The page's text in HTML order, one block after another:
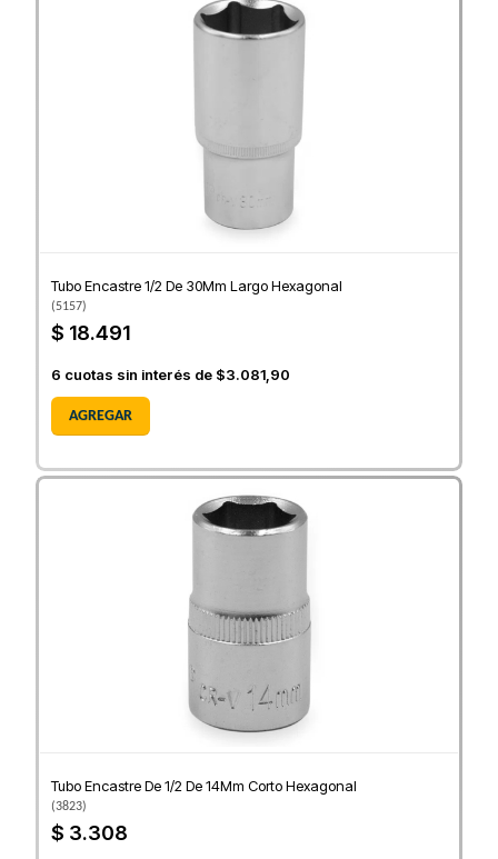
Tubo Encastre 1/2 De 30Mm Largo Hexagonal
(5157)
$ 18.491
6 cuotas sin interés de $3.081,90
AGREGAR
Tubo Encastre De 1/2 De 14Mm Corto Hexagonal
(3823)
$ 3.308